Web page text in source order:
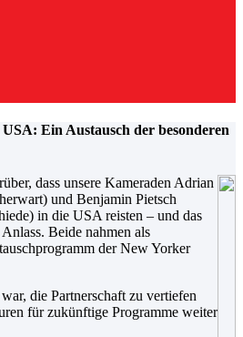
Ein Austausch der besonderen
dass unsere Kameraden Adrian
und Benjamin Pietsch
in die USA reisten – und das
Beide nahmen als
der New Yorker
die Partnerschaft zu vertiefen
für zukünftige Programme weiter